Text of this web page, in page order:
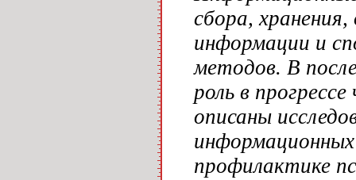
сбора,
информации и
методов. В
роль в
описаны
информационных
профилактике